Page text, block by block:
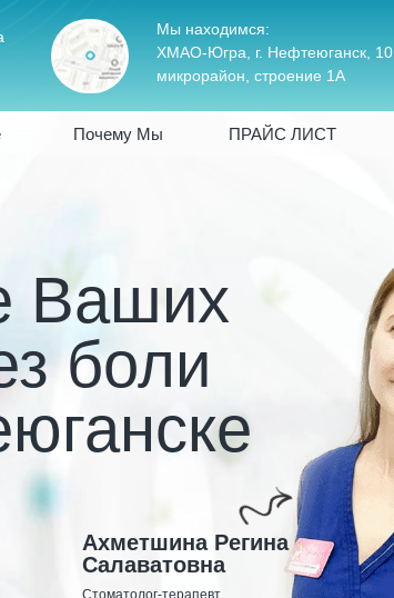
Мы находимся:
ХМАО-Югра, г. Нефтеюганск, 10
микрорайон, строение 1А
Почему Мы ПРАЙС ЛИСТ
Ваших
боли
Ахметшина Регина
Салаватовна
Стоматолог-терапевт